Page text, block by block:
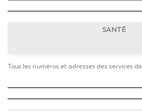
SANTÉ
Tous les numéros et adresses des services